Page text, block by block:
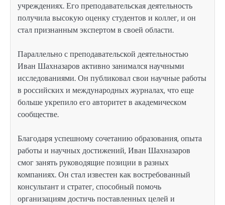
учреждениях. Его преподавательская деятельность
получила высокую оценку студентов и коллег, и он
стал признанным экспертом в своей области.
Параллельно с преподавательской деятельностью
Иван Шахназаров активно занимался научными
исследованиями. Он публиковал свои научные работы
в российских и международных журналах, что еще
больше укрепило его авторитет в академическом
сообществе.
Благодаря успешному сочетанию образования, опыта
работы и научных достижений, Иван Шахназаров
смог занять руководящие позиции в разных
компаниях. Он стал известен как востребованный
консультант и стратег, способный помочь
организациям достичь поставленных целей и